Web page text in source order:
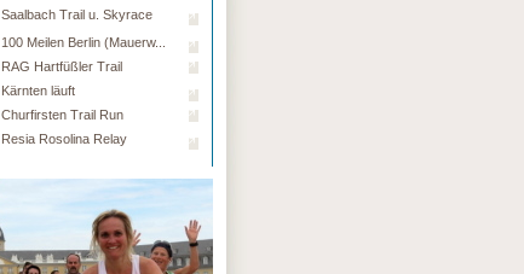
Saalbach Trail u. Skyrace
100 Meilen Berlin (Mauerw...
RAG Hartfüßler Trail
Kärnten läuft
Churfirsten Trail Run
Resia Rosolina Relay